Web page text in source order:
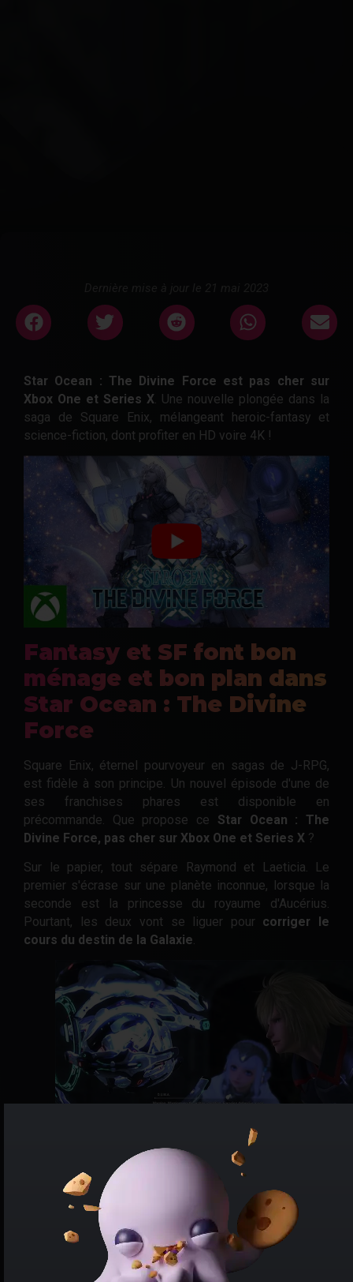
Star Ocean : The Divine Force est pas cher sur
Xbox One et Series X . Une nouvelle plongée dans la
saga de Square Enix, mélangeant heroic-fantasy et
science-fiction, dont profiter en HD voire 4K !
Fantasy et SF font bon
ménage et bon plan dans
Star Ocean : The Divine
Force
Square Enix, éternel pourvoyeur en sagas de J-RPG,
est fidèle à son principe. Un nouvel épisode d'une de
ses franchises phares est disponible en
précommande. Que propose ce Star Ocean : The
Divine Force, pas cher sur Xbox One et Series X ?
Sur le papier, tout sépare Raymond et Laeticia. Le
premier s'écrase sur une planète inconnue, lorsque la
seconde est la princesse du royaume d'Aucérius.
Pourtant, les deux vont se liguer pour corriger le
cours du destin de la Galaxie.
La narration promet une immersion dans un monde
mélangeant fantasy et SF.
Exploration est le maître-mot de ce bon plan jeu Xbox
Series X et One. Aux commandes du vaisseau de
Raymond, vous pourrez
naviguer de planète en
planète, pour peut-être accroître votre escouade de